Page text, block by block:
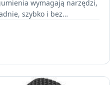
wymagają narzędzi,
szybko i bez